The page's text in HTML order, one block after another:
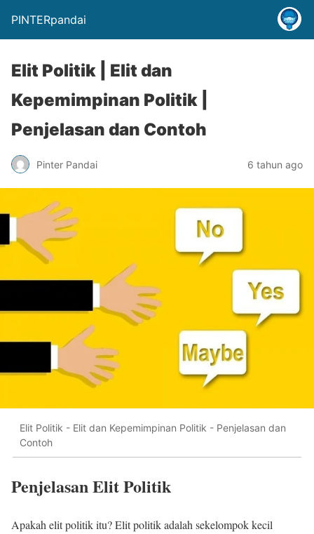
PINTERpandai
Elit Politik | Elit dan
Kepemimpinan Politik |
Penjelasan dan Contoh
Pinter Pandai 6 tahun ago
Elit Politik - Elit dan Kepemimpinan Politik - Penjelasan dan
Contoh
Penjelasan Elit Politik
Apakah elit politik itu? Elit politik adalah sekelompok kecil